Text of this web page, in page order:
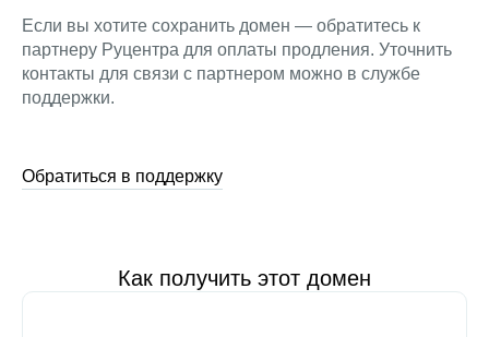
Если вы хотите сохранить домен — обратитесь к
партнеру Руцентра для оплаты продления. Уточнить
контакты для связи с партнером можно в службе
поддержки.
Обратиться в поддержку
Как получить этот домен